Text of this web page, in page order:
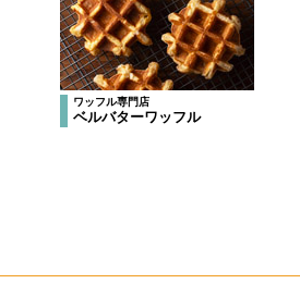
ワッフル専門店
ベルバターワッフル